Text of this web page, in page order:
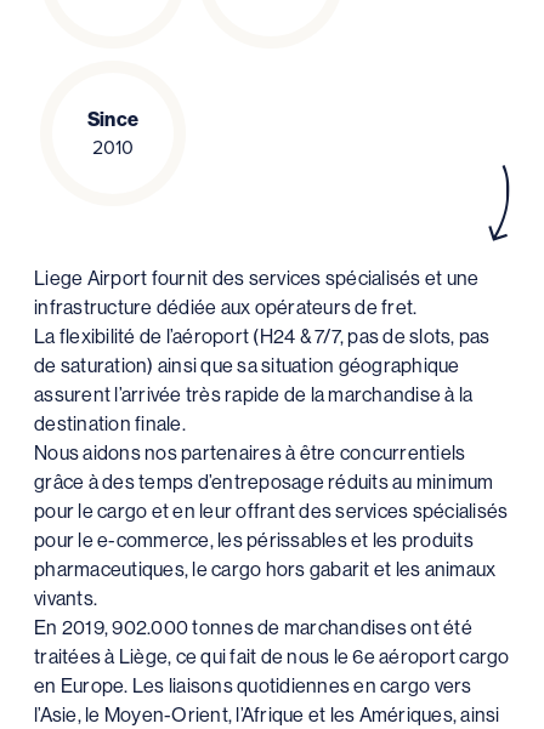
Since
2010
Liege Airport fournit des services spécialisés et une
infrastructure dédiée aux opérateurs de fret.
La flexibilité de l’aéroport (H24 & 7/7, pas de slots, pas
de saturation) ainsi que sa situation géographique
assurent l’arrivée très rapide de la marchandise à la
destination finale.
Nous aidons nos partenaires à être concurrentiels
grâce à des temps d’entreposage réduits au minimum
pour le cargo et en leur offrant des services spécialisés
pour le e-commerce, les périssables et les produits
pharmaceutiques, le cargo hors gabarit et les animaux
vivants.
En 2019, 902.000 tonnes de marchandises ont été
traitées à Liège, ce qui fait de nous le 6e aéroport cargo
en Europe. Les liaisons quotidiennes en cargo vers
l’Asie, le Moyen-Orient, l’Afrique et les Amériques, ainsi